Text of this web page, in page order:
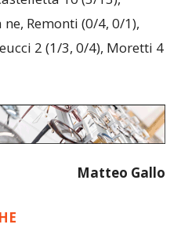
Remonti (0/4, 0/1),
2 (1/3, 0/4), Moretti 4
Matteo Gallo